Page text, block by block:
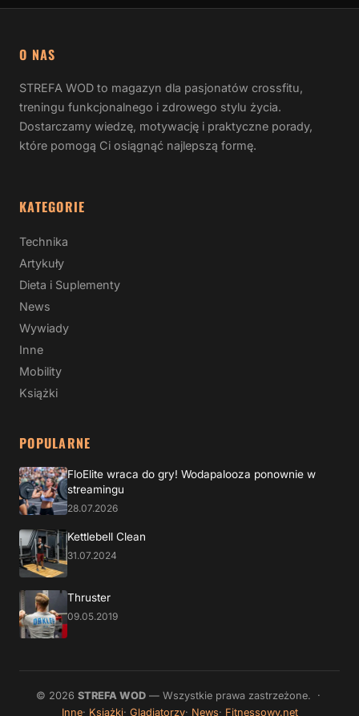
O NAS
STREFA WOD to magazyn dla pasjonatów crossfitu,
treningu funkcjonalnego i zdrowego stylu życia.
Dostarczamy wiedzę, motywację i praktyczne porady,
które pomogą Ci osiągnąć najlepszą formę.
KATEGORIE
Technika
Artykuły
Dieta i Suplementy
News
Wywiady
Inne
Mobility
Książki
POPULARNE
FloElite wraca do gry! Wodapalooza ponownie w
streamingu
28.07.2026
Kettlebell Clean
31.07.2024
Thruster
09.05.2019
© 2026 STREFA WOD— Wszystkie prawa zastrzeżone. ·
Inne
Książki Gladiatorzy News Fitnessowy.net